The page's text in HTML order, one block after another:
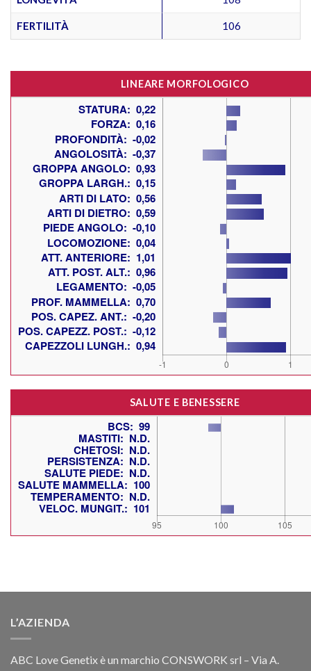
FERTILITÀ 106
LINEARE MORFOLOGICO
SALUTE E BENESSERE
L’AZIENDA
ABC Love Genetix è un marchio CONSWORK srl – Via A.